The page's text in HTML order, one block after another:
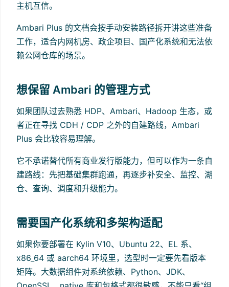
主机互信。
Ambari Plus 的文档会按手动安装路径拆开讲这些准备
工作，适合内网机房、政企项目、国产化系统和无法依
赖公网仓库的场景。
想保留 Ambari 的管理方式
如果团队过去熟悉 HDP、Ambari、Hadoop 生态，或
者正在寻找 CDH / CDP 之外的自建路线，Ambari
Plus 会比较容易理解。
它不承诺替代所有商业发行版能力，但可以作为一条自
建路线：先把基础集群跑通，再逐步补安全、监控、湖
仓、查询、调度和升级能力。
需要国产化系统和多架构适配
如果你要部署在 Kylin V10、Ubuntu 22、EL 系、
x86_64 或 aarch64 环境里，选型时一定要先看版本
矩阵。大数据组件对系统依赖、Python、JDK、